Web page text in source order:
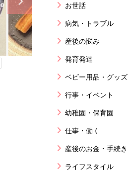
お世話
病気・トラブル
産後の悩み
発育発達
ベビー用品・グッズ
行事・イベント
幼稚園・保育園
仕事・働く
産後のお金・手続き
ライフスタイル